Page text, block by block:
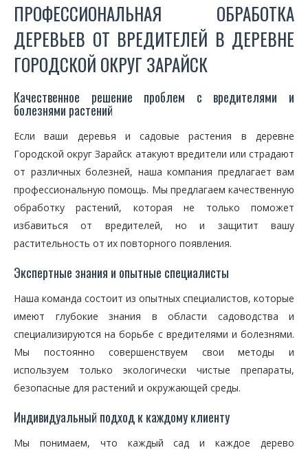
ПРОФЕССИОНАЛЬНАЯ ОБРАБОТКА
ДЕРЕВЬЕВ ОТ ВРЕДИТЕЛЕЙ В ДЕРЕВНЕ
ГОРОДСКОЙ ОКРУГ ЗАРАЙСК
Качественное решение проблем с вредителями и
болезнями растений
Если ваши деревья и садовые растения в деревне
Городской округ Зарайск атакуют вредители или страдают
от различных болезней, наша компания предлагает вам
профессиональную помощь. Мы предлагаем качественную
обработку растений, которая не только поможет
избавиться от вредителей, но и защитит вашу
растительность от их повторного появления.
Экспертные знания и опытные специалисты
Наша команда состоит из опытных специалистов, которые
имеют глубокие знания в области садоводства и
специализируются на борьбе с вредителями и болезнями.
Мы постоянно совершенствуем свои методы и
используем только экологически чистые препараты,
безопасные для растений и окружающей среды.
Индивидуальный подход к каждому клиенту
Мы понимаем, что каждый сад и каждое дерево